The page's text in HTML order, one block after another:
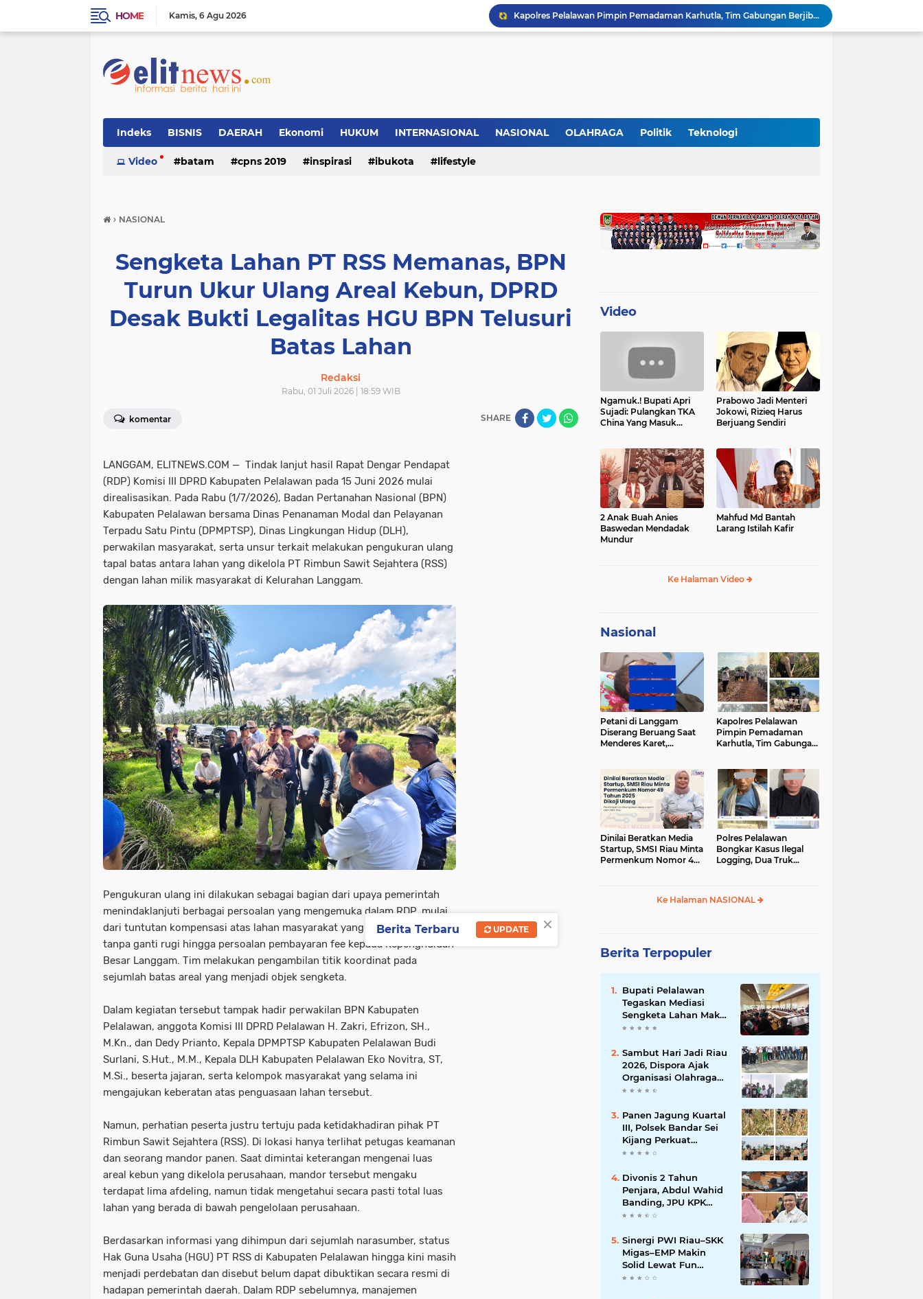
HOME Kamis 6 Agu 2026 Kapolres Pelalawan Pimpin Pemadaman Karhutla, Tim Gabungan Berjibaku Jinakkan Api di Kerumutan
Dinilai Beratkan Media Startup, SMSI Riau Minta Permenkum Nomor 49 Tahun 2025 Dikaji Ulang
Gajah Legendaris Jovi Tutup Usia, BBKSDA Riau Kehilangan Pejuang Konservasi Andalan
Indeks BISNIS DAERAH Ekonomi HUKUM INTERNASIONAL NASIONAL OLAHRAGA Politik Teknologi
Video batam cpns 2019 inspirasi ibukota lifestyle
› NASIONAL
Sengketa Lahan PT RSS Memanas, BPN
Turun Ukur Ulang Areal Kebun, DPRD
Desak Bukti Legalitas HGU BPN Telusuri
Batas Lahan
Redaksi
Rabu, 01 Juli 2026 | 18:59 WIB
komentar SHARE
LANGGAM, ELITNEWS.COM — Tindak lanjut hasil Rapat Dengar Pendapat
(RDP) Komisi III DPRD Kabupaten Pelalawan pada 15 Juni 2026 mulai
direalisasikan. Pada Rabu (1/7/2026), Badan Pertanahan Nasional (BPN)
Kabupaten Pelalawan bersama Dinas Penanaman Modal dan Pelayanan
Terpadu Satu Pintu (DPMPTSP), Dinas Lingkungan Hidup (DLH),
perwakilan masyarakat, serta unsur terkait melakukan pengukuran ulang
tapal batas antara lahan yang dikelola PT Rimbun Sawit Sejahtera (RSS)
dengan lahan milik masyarakat di Kelurahan Langgam.
Pengukuran ulang ini dilakukan sebagai bagian dari upaya pemerintah
menindaklanjuti berbagai persoalan yang mengemuka dalam RDP, mulai
dari tuntutan kompensasi atas lahan masyarakat yang diduga diambil
tanpa ganti rugi hingga persoalan pembayaran fee kepada Kepenghuluan
Besar Langgam. Tim melakukan pengambilan titik koordinat pada
sejumlah batas areal yang menjadi objek sengketa.
Dalam kegiatan tersebut tampak hadir perwakilan BPN Kabupaten
Pelalawan, anggota Komisi III DPRD Pelalawan H. Zakri, Efrizon, SH.,
M.Kn., dan Dedy Prianto, Kepala DPMPTSP Kabupaten Pelalawan Budi
Surlani, S.Hut., M.M., Kepala DLH Kabupaten Pelalawan Eko Novitra, ST,
M.Si., beserta jajaran, serta kelompok masyarakat yang selama ini
mengajukan keberatan atas penguasaan lahan tersebut.
Namun, perhatian peserta justru tertuju pada ketidakhadiran pihak PT
Rimbun Sawit Sejahtera (RSS). Di lokasi hanya terlihat petugas keamanan
dan seorang mandor panen. Saat dimintai keterangan mengenai luas
areal kebun yang dikelola perusahaan, mandor tersebut mengaku
terdapat lima afdeling, namun tidak mengetahui secara pasti total luas
lahan yang berada di bawah pengelolaan perusahaan.
Berdasarkan informasi yang dihimpun dari sejumlah narasumber, status
Hak Guna Usaha (HGU) PT RSS di Kabupaten Pelalawan hingga kini masih
menjadi perdebatan dan disebut belum dapat dibuktikan secara resmi di
hadapan pemerintah daerah. Dalam RDP sebelumnya, manajemen
Video
Ngamuk.! Bupati Apri
Sujadi: Pulangkan TKA
China Yang Masuk
Prabowo Jadi Menteri
Jokowi, Rizieq Harus
Berjuang Sendiri
2 Anak Buah Anies
Baswedan Mendadak
Mundur
Mahfud Md Bantah
Larang Istilah Kafir
Ke Halaman Video
Nasional
Petani di Langgam
Diserang Beruang Saat
Menderes Karet,
Kapolres Pelalawan
Pimpin Pemadaman
Karhutla, Tim Gabungan
Dinilai Beratkan Media
Startup, SMSI Riau Minta
Permenkum Nomor 49
Polres Pelalawan
Bongkar Kasus Ilegal
Logging, Dua Truk
Ke Halaman NASIONAL
Berita Terpopuler
Bupati Pelalawan
Tegaskan Mediasi
Sengketa Lahan Mak
Teduh Dilanjutkan, PT
Hadir pada Pertemuan
Berikutnya
Sambut Hari Jadi Riau
2026, Dispora Ajak
Organisasi Olahraga
Gotong Royong
Utama Riau
Panen Jagung Kuartal
III, Polsek Bandar Sei
Kijang Perkuat
Ketahanan Pangan
Produktivitas Petani
Divonis 2 Tahun
Penjara, Abdul Wahid
Banding, JPU KPK
Masih Pikir-Pikir
Sinergi PWI Riau–SKK
Migas–EMP Makin
Solid Lewat Fun
Pingpong Competition
×
Berita Terbaru UPDATE